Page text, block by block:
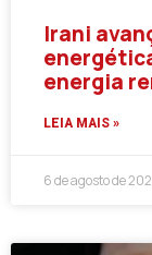
Irani
energia
LEIA MAIS »
6 de agosto de